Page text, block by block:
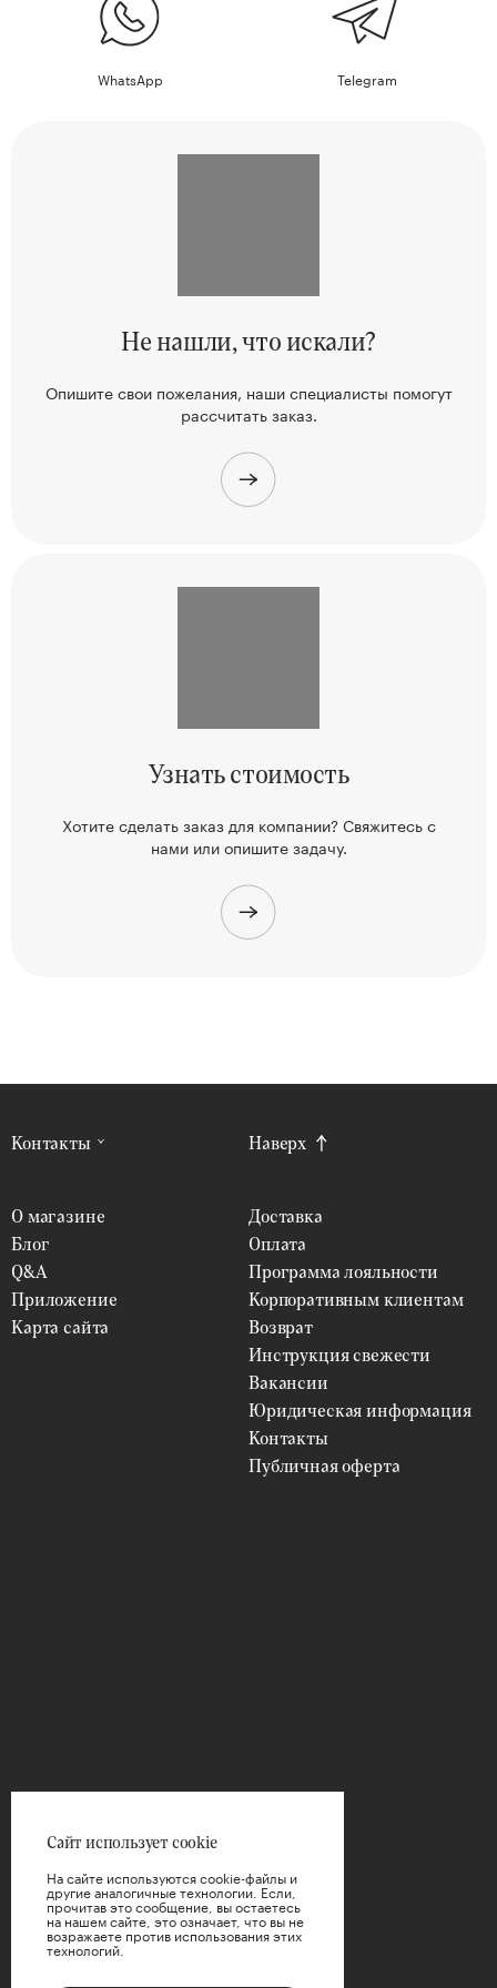
WhatsApp Telegram
Не нашли,что искали?
Опишите свои пожелания, нашиспециалисты помогут
рассчитать заказ.
Узнатьстоимость
Хотите сделать заказ для компании? Свяжитесьс
нами или опишите задачу.
Контакты
О магазине
Блог
Q&A
Приложение
Карта сайта
Доставка
Оплата
Программа лояльности
Корпоративным клиентам
Возврат
Инструкция свежести
Вакансии
Юридическая информация
Контакты
Публичная оферта
Наверх
Сайт использует cookie
На сайте используются cookie-файлы и
другие аналогичные технологии. Если,
прочитав это сообщение, вы остаетесь
на нашем сайте, это означает, что вы не
возражаете против использования этих
технологий.